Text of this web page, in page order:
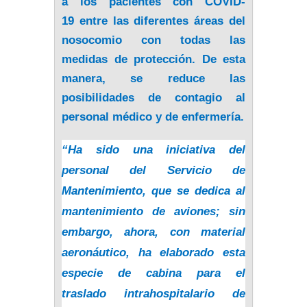
19 entre las diferentes áreas del
nosocomio con todas las
medidas de protección. De esta
manera, se reduce las
posibilidades de contagio al
personal médico y de enfermería.
“Ha sido una iniciativa del
personal del Servicio de
Mantenimiento, que se dedica al
mantenimiento de aviones; sin
embargo, ahora, con material
aeronáutico, ha elaborado esta
especie de cabina para el
traslado intrahospitalario de